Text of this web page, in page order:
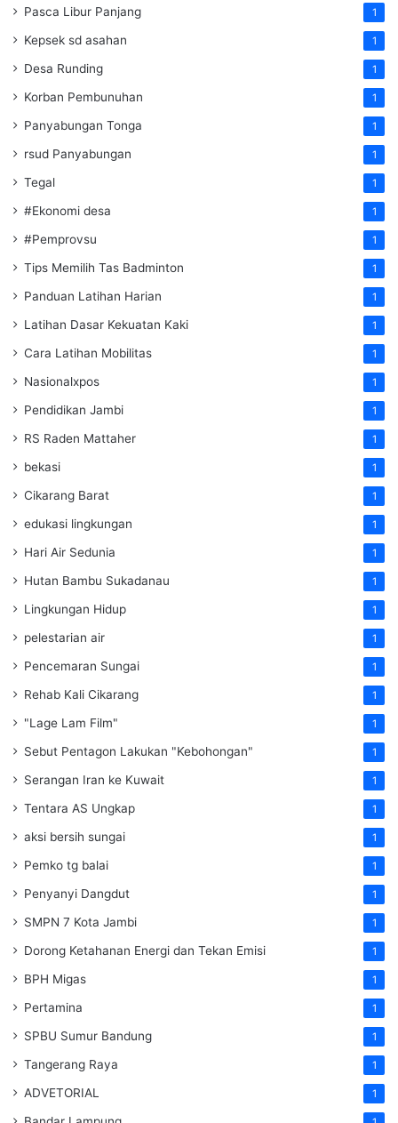
Pasca Libur Panjang 1
Kepsek sd asahan 1
Desa Runding 1
Korban Pembunuhan 1
Panyabungan Tonga 1
rsud Panyabungan 1
Tegal 1
#Ekonomi desa 1
#Pemprovsu 1
Tips Memilih Tas Badminton 1
Panduan Latihan Harian 1
Latihan Dasar Kekuatan Kaki 1
Cara Latihan Mobilitas 1
Nasionalxpos 1
Pendidikan Jambi 1
RS Raden Mattaher 1
bekasi 1
Cikarang Barat 1
edukasi lingkungan 1
Hari Air Sedunia 1
Hutan Bambu Sukadanau 1
Lingkungan Hidup 1
pelestarian air 1
Pencemaran Sungai 1
Rehab Kali Cikarang 1
"Lage Lam Film" 1
Sebut Pentagon Lakukan "Kebohongan" 1
Serangan Iran ke Kuwait 1
Tentara AS Ungkap 1
aksi bersih sungai 1
Pemko tg balai 1
Penyanyi Dangdut 1
SMPN 7 Kota Jambi 1
Dorong Ketahanan Energi dan Tekan Emisi 1
BPH Migas 1
Pertamina 1
SPBU Sumur Bandung 1
Tangerang Raya 1
ADVETORIAL 1